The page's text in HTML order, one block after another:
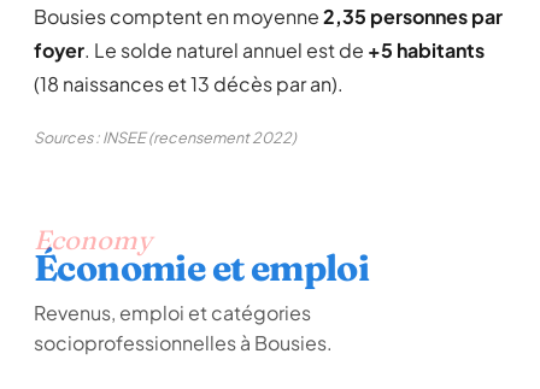
Bousies comptent en moyenne2,35 personnes par
foyer. Le solde naturel annuel est de +5 habitants
(18 naissances et 13 décès par an).
Sources : INSEE (recensement 2022)
Economy
Économie et emploi
Revenus, emploi et catégories
socioprofessionnelles à Bousies.